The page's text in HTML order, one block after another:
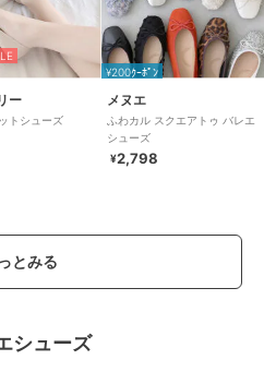
ー
トシューズ
¥200ｸｰﾎﾟﾝ
メヌエ
ふわカル スクエアトゥ バレエ
シューズ
¥2,798
とみる
シューズ